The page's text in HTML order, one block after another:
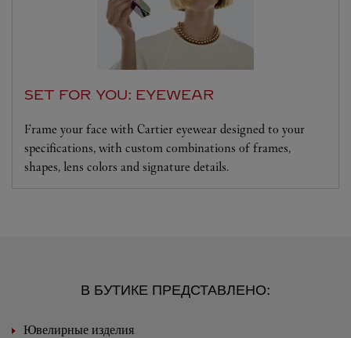
SET FOR YOU: EYEWEAR
Frame your face with Cartier eyewear designed to your
specifications, with custom combinations of frames,
shapes, lens colors and signature details.
В БУТИКЕ ПРЕДСТАВЛЕНО:
Ювелирные изделия